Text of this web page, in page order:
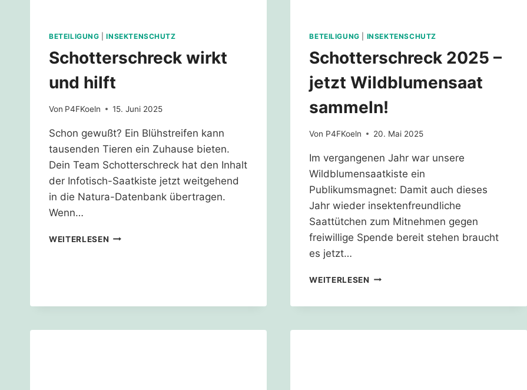
BETEILIGUNG |INSEKTENSCHUTZ
Schotterschreck wirkt
und hilft
Von P4FKoeln 15. Juni 2025
Schon gewußt? Ein Blühstreifen kann
tausenden Tieren ein Zuhause bieten.
⁨Dein Team Schotterschreck hat den Inhalt
der Infotisch-Saatkiste jetzt weitgehend
in die Natura-Datenbank übertragen.
Wenn…
WEITERLESEN SCHOTTERSCHRECK
BETEILIGUNG INSEKTENSCHUTZ
Schotterschreck 2025 –
jetzt Wildblumensaat
sammeln!
Von P4FKoeln 20. Mai 2025
Im vergangenen Jahr war unsere
Wildblumensaatkiste ein
Publikumsmagnet: Damit auch dieses
Jahr wieder insektenfreundliche
Saattütchen zum Mitnehmen gegen
freiwillige Spende bereit stehen braucht
es jetzt…
WEITERLESEN SCHOTTERSCHRECK